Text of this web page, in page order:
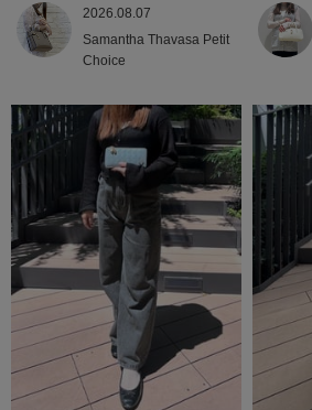
2026.08.07
Samantha Thavasa Petit
Choice